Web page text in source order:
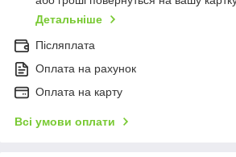
Детальніше
Післяплата
Оплата на рахунок
Оплата на карту
Всі умови оплати